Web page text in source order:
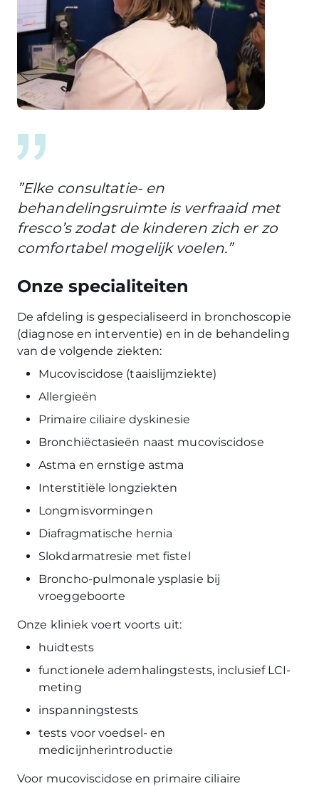
”Elke consultatie- en
behandelingsruimte is verfraaid met
fresco’s zodat de kinderen zich er zo
comfortabel mogelijk voelen.”
Onze specialiteiten
De afdeling is gespecialiseerd in bronchoscopie
(diagnose en interventie) en in de behandeling
van de volgende ziekten:
Mucoviscidose (taaislijmziekte)
Allergieën
Primaire ciliaire dyskinesie
Bronchiëctasieën naast mucoviscidose
Astma en ernstige astma
Interstitiële longziekten
Longmisvormingen
Diafragmatische hernia
Slokdarmatresie met fistel
Broncho-pulmonale ysplasie bij
vroeggeboorte
Onze kliniek voert voorts uit:
huidtests
functionele ademhalingstests, inclusief LCI-
meting
inspanningstests
tests voor voedsel- en
medicijnherintroductie
Voor mucoviscidose en primaire ciliaire